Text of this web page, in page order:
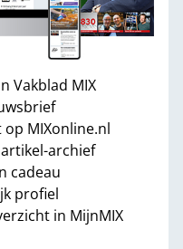
Vakblad MIX
MIXonline.nl
archief
cadeau
profiel
in MijnMIX